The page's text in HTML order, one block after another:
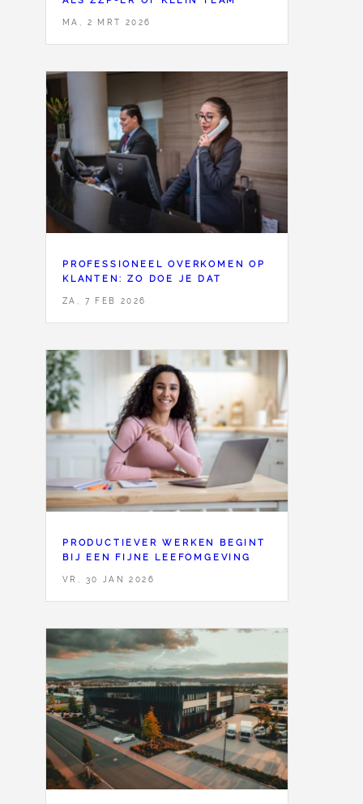
MA, 2 MRT 2026
PROFESSIONEEL OVERKOMEN OP
KLANTEN: ZO DOE JE DAT
ZA, 7 FEB 2026
PRODUCTIEVER WERKEN BEGINT
BIJ EEN FIJNE LEEFOMGEVING
VR, 30 JAN 2026